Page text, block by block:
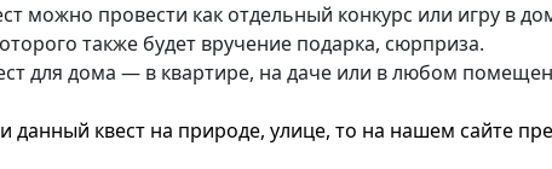
можно провести как отдельный конкурс или игру в
также будет вручение подарка, сюрприза.
для дома — в квартире, на даче или в любом
данный квест на природе, улице, то на нашем сайте